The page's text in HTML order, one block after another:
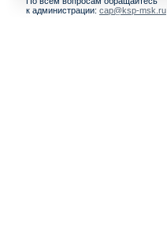
к администрации: cap@ksp-msk.ru